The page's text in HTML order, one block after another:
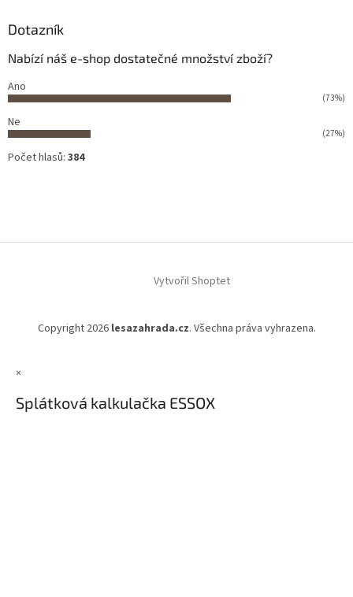
Dotazník
Nabízí náš e-shop dostatečné množství zboží?
Ano
(73%)
Ne
(27%)
Počet hlasů: 384
Vytvořil Shoptet
Copyright 2026 lesazahrada.cz. Všechna práva vyhrazena.
×
Splátková kalkulačka ESSOX